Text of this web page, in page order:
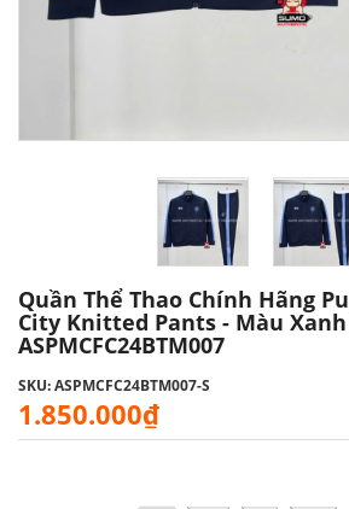
Quần Thể Thao Chính Hãng
City Knitted Pants - Màu
ASPMCFC24BTM007
SKU: ASPMCFC24BTM007-S
1.850.000₫